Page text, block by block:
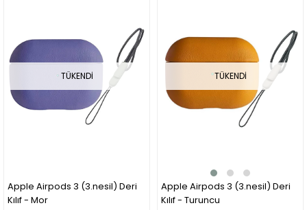
TÜKENDI
Apple Airpods 3 (3.nesil) Deri
Kılıf - Mor
TÜKENDI
Apple Airpods 3 (3.nesil) Deri
Kılıf - Turuncu